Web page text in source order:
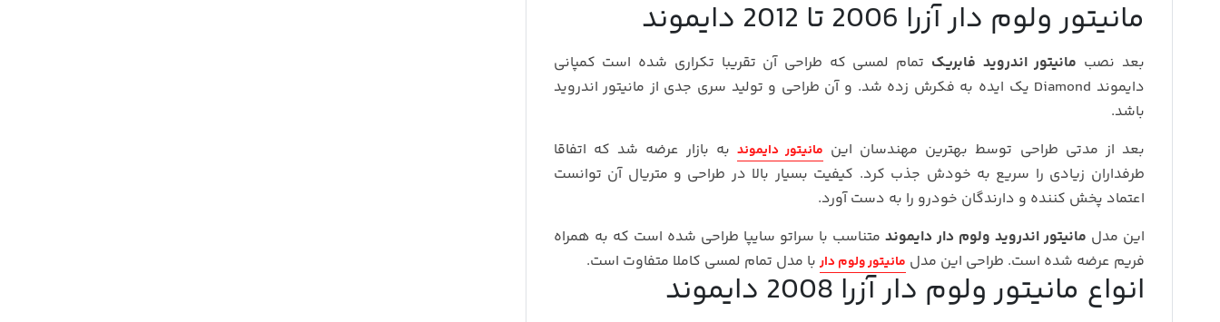
مانیتور ولوم دار آزرا 2006 تا 2012 دایموند
بعد نصب مانیتور اندروید فابریک تمام لمسی که طراحی آن تقریبا تکراری شده است کمپانی
دایموند Diamond یک ایده به فکرش زده شد. و آن طراحی و تولید سری جدی از مانیتور اندروید
باشد.
بعد از مدتی طراحی توسط بهترین مهندسان این مانیتور دایموندبه بازار عرضه شد که اتفاقا
طرفداران زیادی را سریع به خودش جذب کرد. کیفیت بسیار بالا در طراحی و متریال آن توانست
اعتماد پخش کننده و دارندگان خودرو را به دست آورد.
این مدل مانیتور اندروید ولوم دار دایموند متناسب با سراتو سایپا طراحی شده است که به همراه
فریم عرضه شده است. طراحی این مدل مانیتور ولوم دار با مدل تمام لمسی کاملا متفاوت است.
انواع مانیتور ولوم دار آزرا 2008 دایموند